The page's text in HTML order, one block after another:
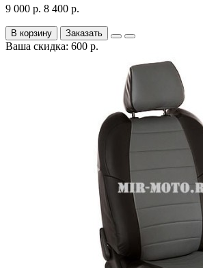
9 000 р. 8 400 р.
В корзину Заказать
Ваша скидка: 600 р.